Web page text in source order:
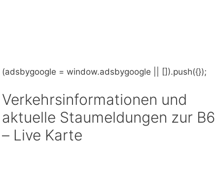
(adsbygoogle = window.adsbygoogle || []).push({});
Verkehrsinformationen und
aktuelle Staumeldungen zur B6
– Live Karte